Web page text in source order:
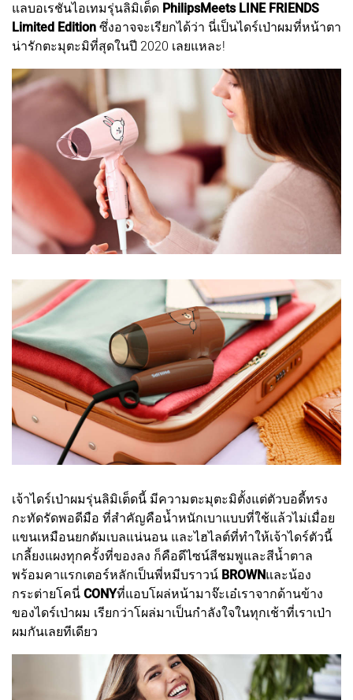
แลบอเรชันไอเทมรุ่นลิมิเต็ด PhilipsMeets LINE FRIENDS
Limited Edition ซึ่งอาจจะเรียกได้ว่า นี่เป็นไดร์เป่าผมที่หน้าตา
น่ารักตะมุตะมิที่สุดในปี 2020 เลยแหละ!
เจ้าไดร์เป่าผมรุ่นลิมิเต็ดนี้ มีความตะมุตะมิตั้งแต่ตัวบอดี้ทรง
กะทัดรัดพอดีมือ ที่สำคัญคือน้ำหนักเบาแบบที่ใช้แล้วไม่เมื่อย
แขนเหมือนยกดัมเบลแน่นอน และไฮไลต์ที่ทำให้เจ้าไดร์ตัวนี้
เกลี้ยงแผงทุกครั้งที่ของลง ก็คือดีไซน์สีชมพูและสีน้ำตาล
พร้อมคาแรกเตอร์หลักเป็นพี่หมีบราวน์ BROWNและน้อง
กระต่ายโคนี่ CONYที่แอบโผล่หน้ามาจ๊ะเอ๋เราจากด้านข้าง
ของไดร์เป่าผม เรียกว่าโผล่มาเป็นกำลังใจในทุกเช้าที่เราเป่า
ผมกันเลยทีเดียว